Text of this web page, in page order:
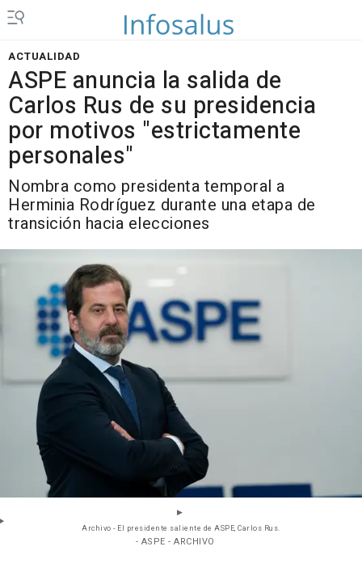
ACTUALIDAD
ASPE anuncia la salida de
Carlos Rus de su presidencia
por motivos "estrictamente
personales"
Nombra como presidenta temporal a
Herminia Rodríguez durante una etapa de
transición hacia elecciones
Archivo - El presidente saliente de ASPE, Carlos Rus.
- ASPE - ARCHIVO